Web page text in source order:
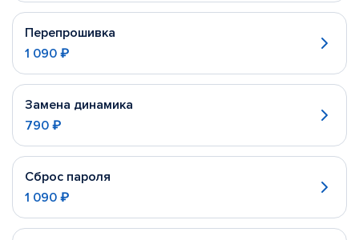
Перепрошивка
1 090 ₽
Замена динамика
790 ₽
Сброс пароля
1 090 ₽